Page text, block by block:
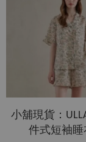
小舖現貨：
件式短袖睡